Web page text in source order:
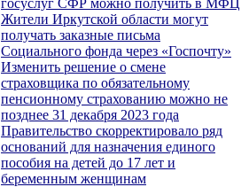
Жители Иркутской области могут
получать заказные письма
Социального фонда через «Госпочту»
Изменить решение о смене
страховщика по обязательному
пенсионному страхованию можно не
позднее 31 декабря 2023 года
Правительство скорректировало ряд
оснований для назначения единого
пособия на детей до 17 лет и
беременным женщинам